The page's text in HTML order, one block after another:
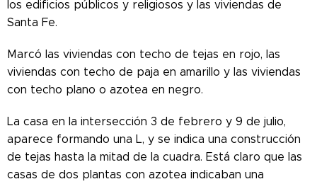
los edificios públicos y religiosos y las viviendas de
Santa Fe.
Marcó las viviendas con techo de tejas en rojo, las
viviendas con techo de paja en amarillo y las viviendas
con techo plano o azotea en negro.
La casa en la intersección 3 de febrero y 9 de julio,
aparece formando una L, y se indica una construcción
de tejas hasta la mitad de la cuadra. Está claro que las
casas de dos plantas con azotea indicaban una